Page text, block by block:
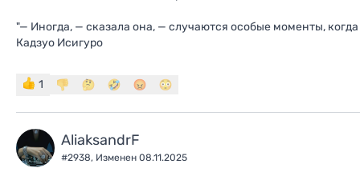
"— Иногда, — сказала она, — случаются особые моменты,
Кадзуо Исигуро
1
AliaksandrF
#2938, Изменен 08.11.2025